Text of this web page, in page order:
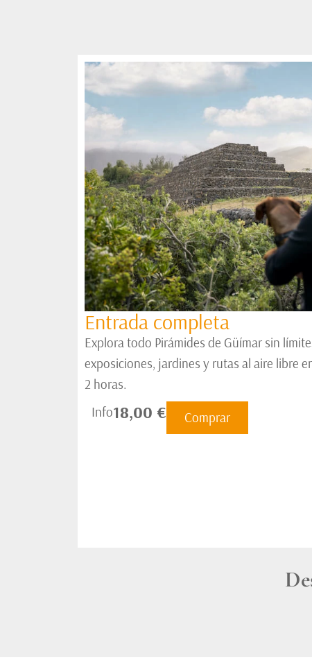
Entrada completa
Explora todo Pirámides de Güímar sin
exposiciones, jardines y rutas al aire libre
2 horas.
Info18,00 € Comprar